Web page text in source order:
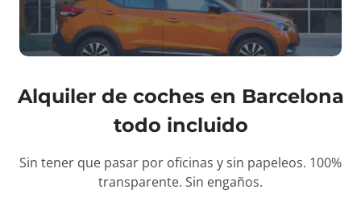
Alquiler de coches en Barcelona
todo incluido
Sin tener que pasar por oficinas y sin papeleos. 100%
transparente. Sin engaños.